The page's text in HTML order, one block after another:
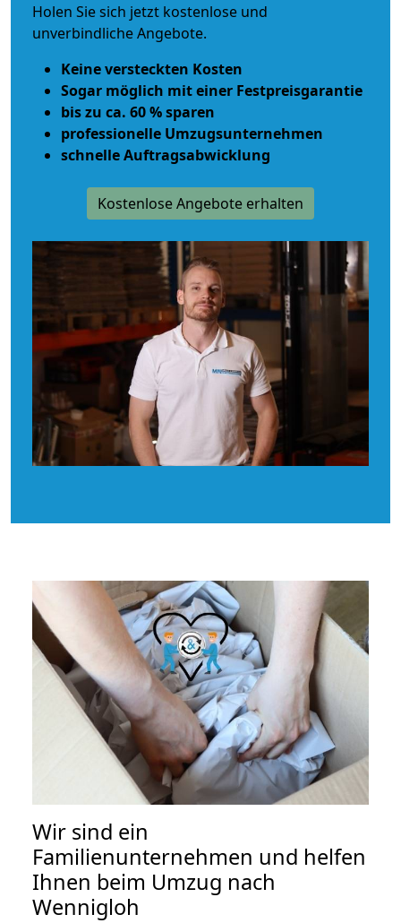
Holen Sie sich jetzt kostenlose und
unverbindliche Angebote.
Keine versteckten Kosten
Sogar möglich mit einer Festpreisgarantie
bis zu ca. 60 % sparen
professionelle Umzugsunternehmen
schnelle Auftragsabwicklung
Kostenlose Angebote erhalten
Wir sind ein
Familienunternehmen und helfen
Ihnen beim Umzug nach
Wennigloh